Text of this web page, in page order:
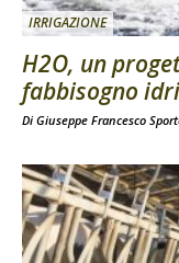
IRRIGAZIONE
H2O, un
fabbisogno
Di Giuseppe Francesco